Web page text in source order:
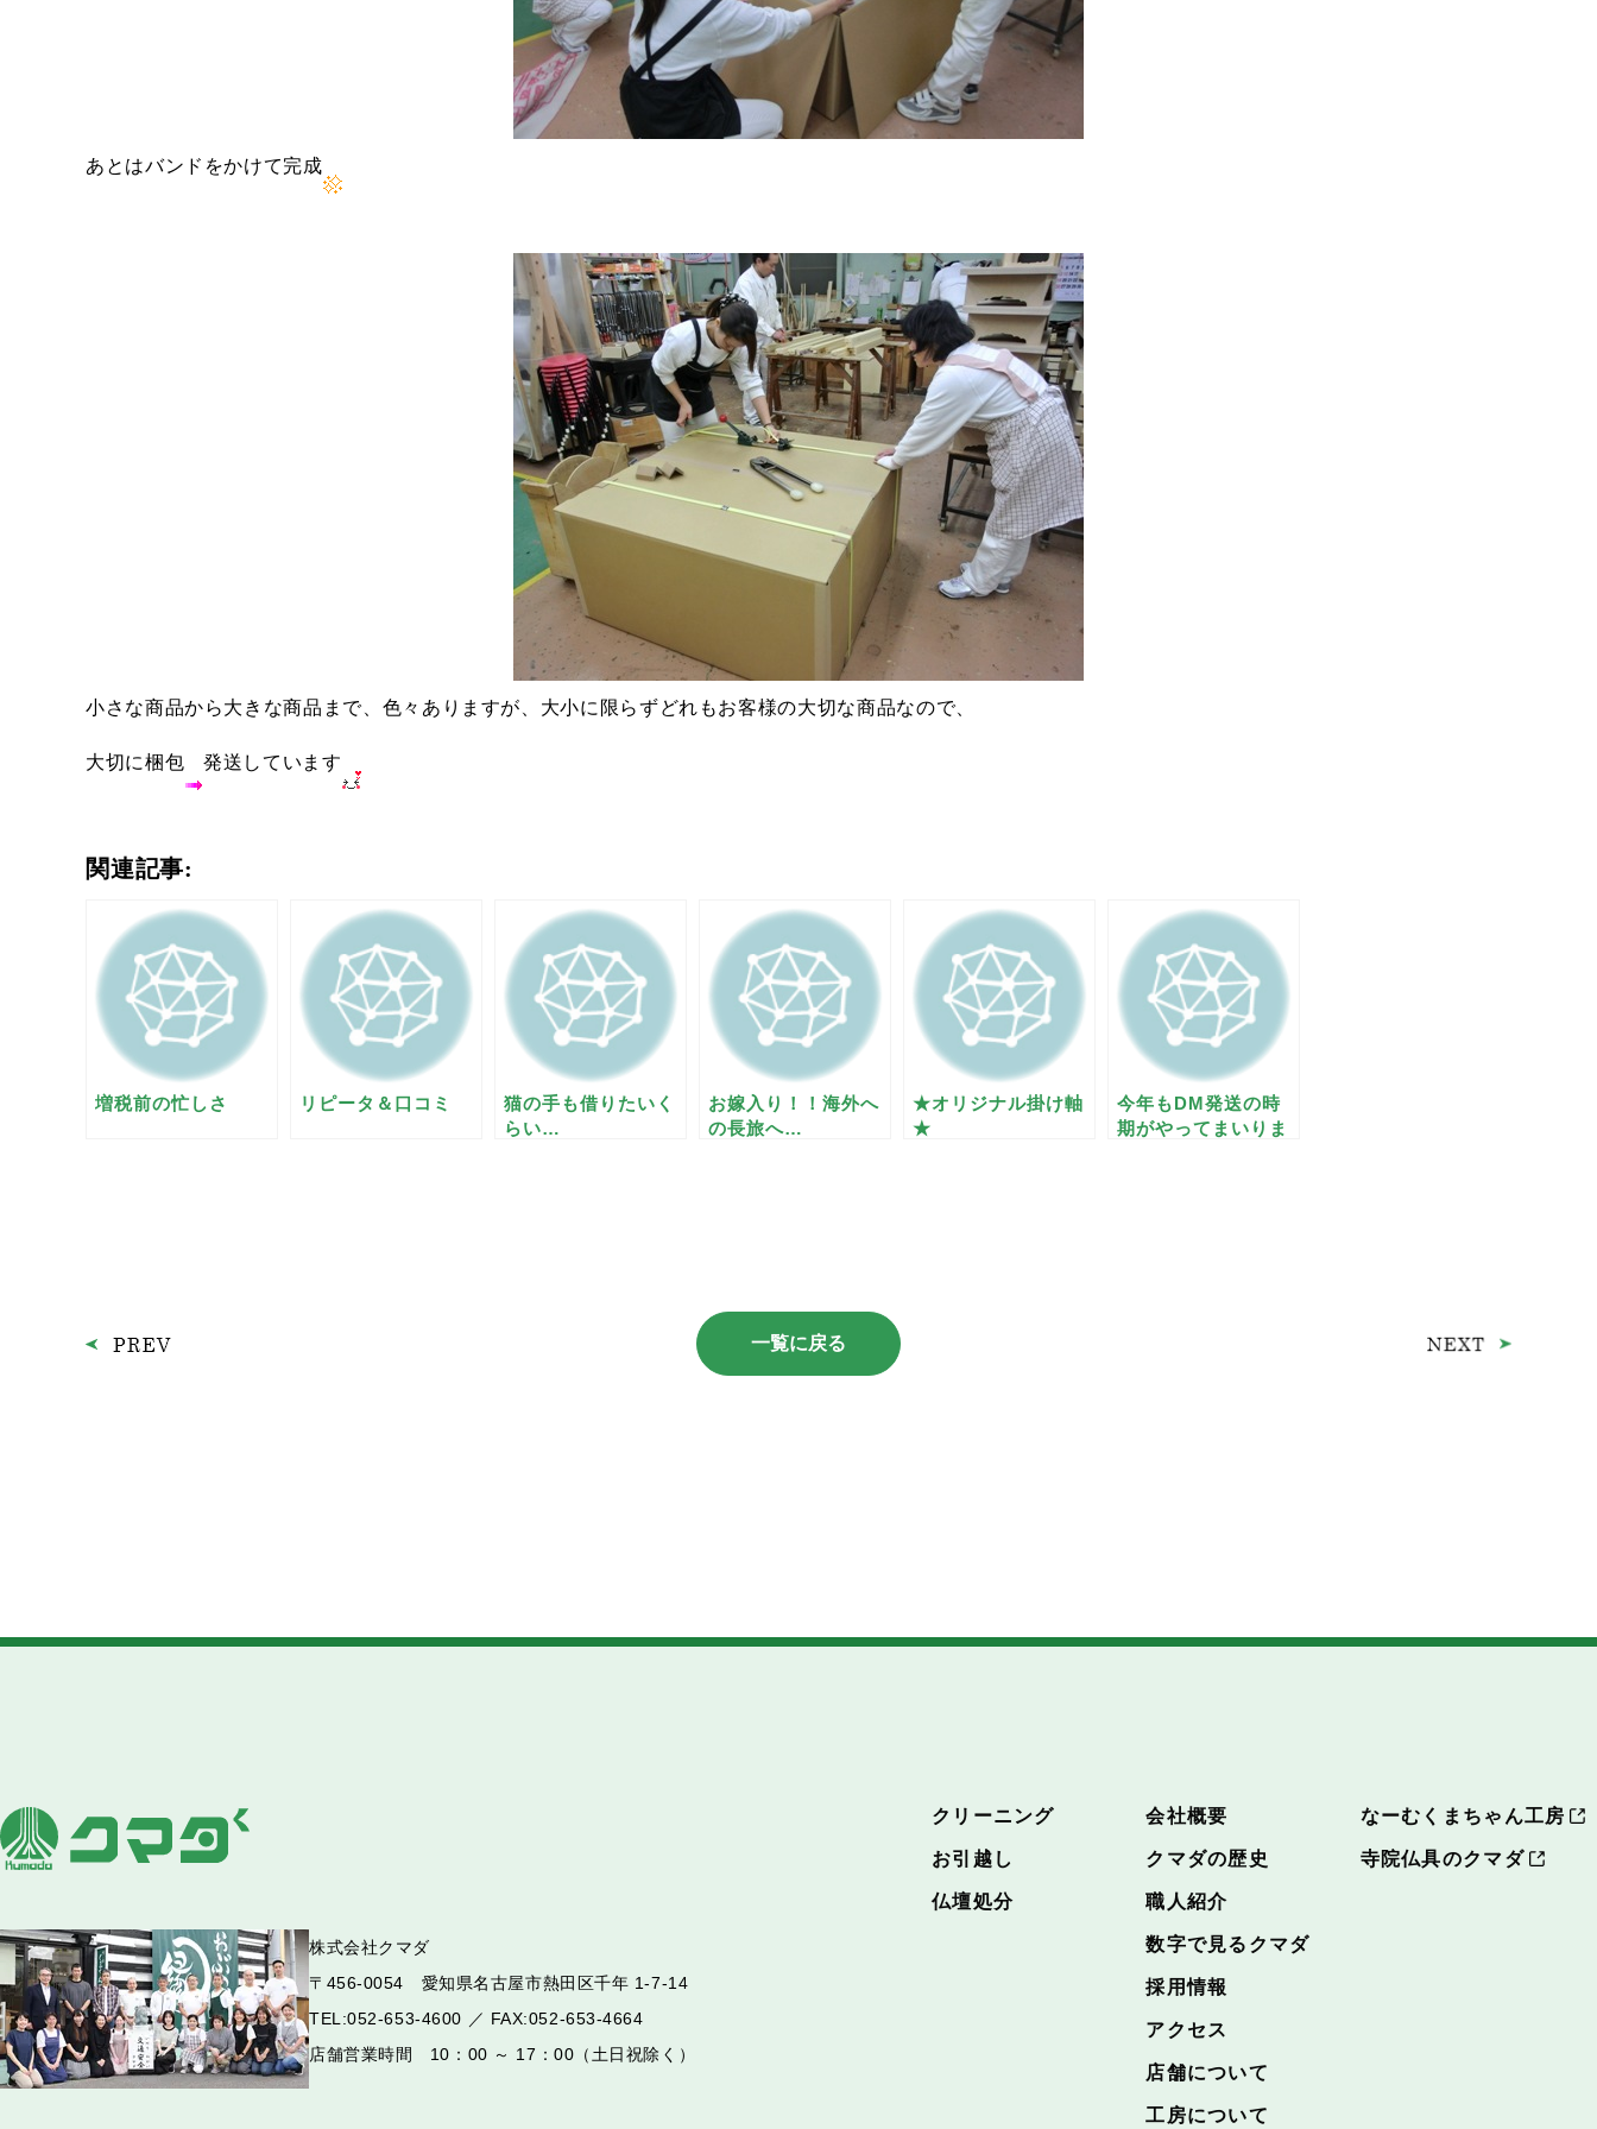
あとはバンドをかけて完成
小さな商品から大きな商品まで、色々ありますが、大小に限らずどれもお客様の大切な商品なので、
大切に梱包 発送しています
関連記事:
増税前の忙しさ リピータ＆口コミ
猫の手も借りたいく
らい…
お嫁入り！！海外へ
の長旅へ…
★オリジナル掛け軸
★
今年もDM発送の時
期がやってまいりま
一覧に戻る
株式会社クマダ
〒456-0054 愛知県名古屋市熱田区千年 1-7-14
TEL:052-653-4600 ／ FAX:052-653-4664
店舗営業時間 10：00 ～ 17：00（土日祝除く）
クリーニング
お引越し
仏壇処分
会社概要
クマダの歴史
職人紹介
数字で見るクマダ
採用情報
アクセス
店舗について
工房について
なーむくまちゃん工房
寺院仏具のクマダ